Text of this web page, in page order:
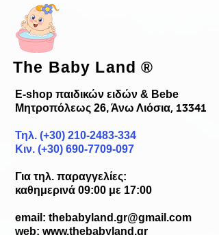
The Baby Land®
E-shop παιδικών ειδών & Bebe
Μητροπόλεως 26, Άνω Λιόσια, 13341
Τηλ. (+30) 210-2483-334
Κιν. (+30) 690-7709-097
Για τηλ. παραγγελίες:
καθημερινά 09:00 με 17:00
email: thebabyland.gr@gmail.com
web: www.thebabyland.gr